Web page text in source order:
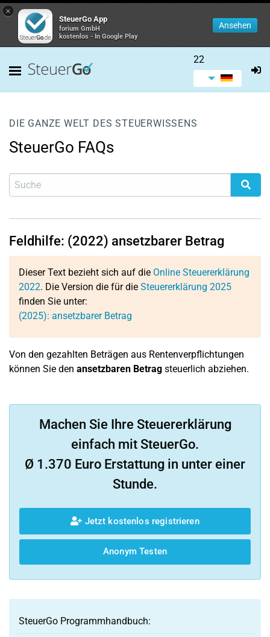
×
SteuerGo App
forium GmbH
kostenlos - In Google Play
Ansehen
22
DIE GANZE WELT DES STEUERWISSENS
SteuerGo FAQs
Feldhilfe: (2022) ansetzbarer Betrag
Dieser Text bezieht sich auf die Online Steuererklärung
2022. Die Version die für die Steuererklärung 2025
finden Sie unter:
(2025): ansetzbarer Betrag
Von den gezahlten Beträgen aus Rentenverpflichtungen
können Sie den ansetzbaren Betrag steuerlich abziehen.
Machen Sie Ihre Steuererklärung
einfach mit SteuerGo.
Ø 1.370 Euro Erstattung in unter einer
Stunde.
Jetzt kostenlos registrieren
Anonym Testen
SteuerGo Programmhandbuch: